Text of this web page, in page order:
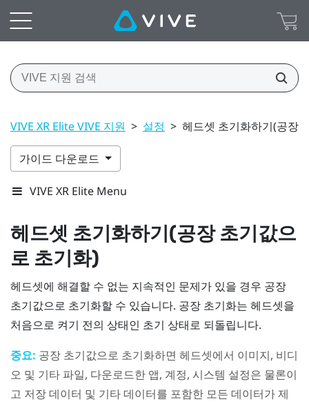
VIVE XR Elite VIVE 지원 > 설정 > 헤드셋 초기화하기(공장
가이드 다운로드
VIVE XR Elite Menu
헤드셋 초기화하기(공장 초기값으
로 초기화)
헤드셋에 해결할 수 없는 지속적인 문제가 있을 경우 공장
초기값으로 초기화할 수 있습니다. 공장 초기화는 헤드셋을
처음으로 켜기 전의 상태인 초기 상태로 되돌립니다.
중요: 공장 초기값으로 초기화하면 헤드셋에서 이미지, 비디
오 및 기타 파일, 다운로드한 앱, 계정, 시스템 설정은 물론이
고 저장 데이터 및 기타 데이터를 포함한 모든 데이터가 제